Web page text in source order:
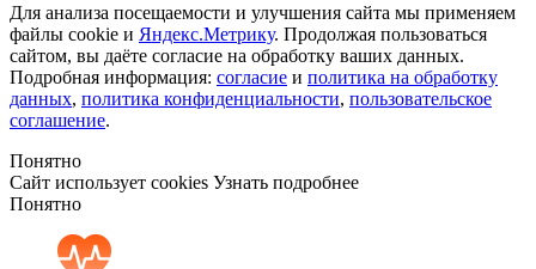
Для анализа посещаемости и улучшения сайта мы применяем
файлы cookie и Яндекс.Метрику. Продолжая пользоваться
сайтом, вы даёте согласие на обработку ваших данных.
Подробная информация: согласие и политика на обработку
данных, политика конфиденциальности, пользовательское
соглашение.
Понятно
Сайт использует cookies Узнать подробнее
Понятно